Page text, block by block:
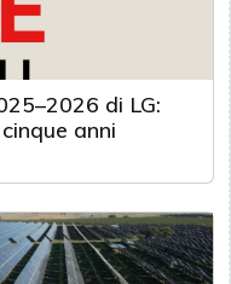
di LG:
anni